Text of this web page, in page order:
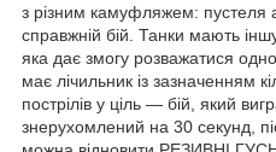
з різним камуфляжем: пустеля
справжній бій. Танки мають
яка дає змогу розважатися
має лічильник із зазначенням
пострілів у ціль — бій, який
знерухомлений на 30 секунд,